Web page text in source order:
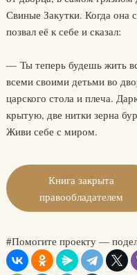
Свиные Закутки. Когда она
позвал её к себе и сказал:
— Ты теперь будешь жить
всеми своими детьми во
царского стола и плеча.
крытую, две нитки зерна
Живи себе с миром.
Книга закрыта
правообладателем
#Помогите проекту —